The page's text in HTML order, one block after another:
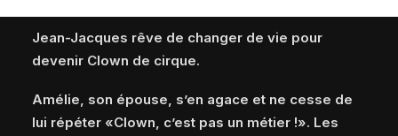
Jean-Jacques rêve de changer de vie pour
devenir Clown de cirque.
Amélie, son épouse, s’en agace et ne cesse de
lui répéter «Clown, c’est pas un métier !». Les